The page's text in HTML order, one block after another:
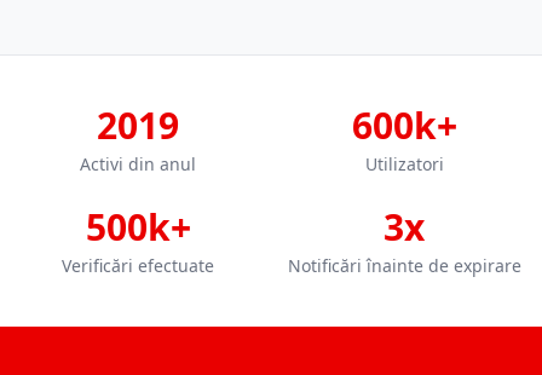
2019
Activi din anul
600k+
Utilizatori
500k+
Verificări efectuate
3x
Notificări înainte de expirare